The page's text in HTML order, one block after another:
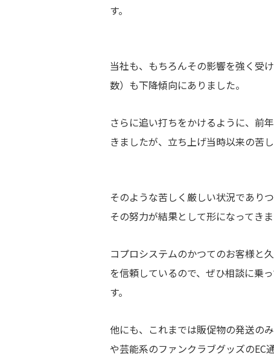
す。
当社も、もちろんその影響を強く受
数）も下降傾向にありました。
さらに追い打ちをかけるように、前
きましたが、立ち上げ当時以来の苦
そのような苦しく厳しい状況であり
その努力が結果として形になってきま
コプロシステムのかつてのお客様と
を信頼しているので、ぜひ相談に乗
す。
他にも、これまでは販促物の発送の
や芸能系のファンクラブグッズのEC